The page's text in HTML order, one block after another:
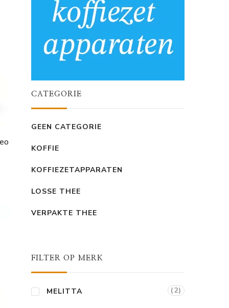
CATEGORIE
GEEN CATEGORIE
KOFFIE
KOFFIEZETAPPARATEN
LOSSE THEE
VERPAKTE THEE
FILTER OP MERK
MELITTA (2)